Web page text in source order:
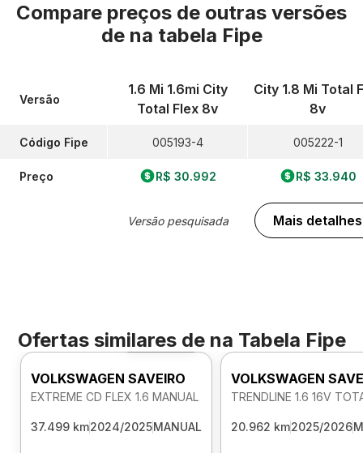
Compare preços de outras versões
de na tabela Fipe
Versão
Código Fipe
Preço
1.6 Mi 1.6mi City
Total Flex 8v
005193-4
R$ 30.992
Versão pesquisada
City 1.8 Mi Total
8v
005222-1
R$ 33.940
Mais detalhes
Ofertas similares de na Tabela Fipe
Foto 360º
VOLKSWAGEN SAVEIRO
EXTREME CD FLEX 1.6 MANUAL
37.499 km2024/2025MANUAL
VOLKSWAGEN
TRENDLINE 1.6 16V
20.962 km2025/2026